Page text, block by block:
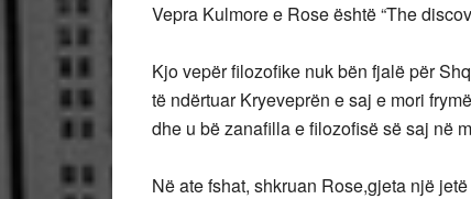
Vepra Kulmore e Rose është “The
Kjo vepër filozofike nuk bën fjalë për
të ndërtuar Kryeveprën e saj e mori
dhe u bë zanafilla e filozofisë së saj në
Në ate fshat, shkruan Rose,gjeta një